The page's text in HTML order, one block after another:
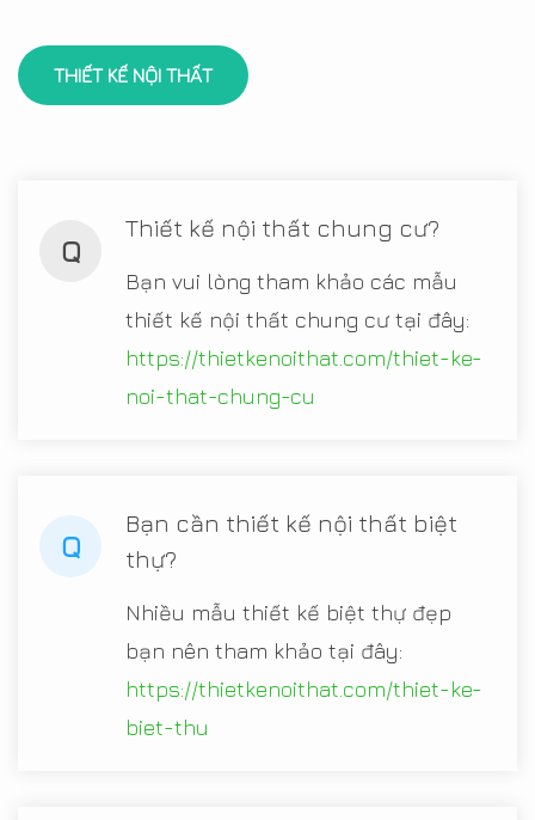
THIẾT KẾ NỘI THẤT
Q
Thiết kế nội thất chung cư?
Bạn vui lòng tham khảo các mẫu
thiết kế nội thất chung cư tại đây:
https://thietkenoithat.com/thiet-ke-
noi-that-chung-cu
Q
Bạn cần thiết kế nội thất biệt
thự?
Nhiều mẫu thiết kế biệt thự đẹp
bạn nên tham khảo tại đây:
https://thietkenoithat.com/thiet-ke-
biet-thu